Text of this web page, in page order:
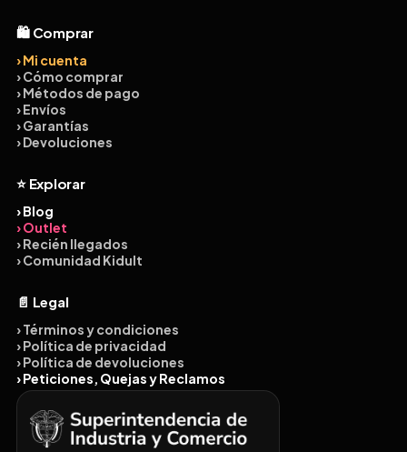
🛍️ Comprar
› Mi cuenta
› Cómo comprar
› Métodos de pago
› Envíos
› Garantías
› Devoluciones
⭐ Explorar
› Blog
› Outlet
› Recién llegados
› Comunidad Kidult
📄 Legal
› Términos y condiciones
› Política de privacidad
› Política de devoluciones
› Peticiones, Quejas y Reclamos